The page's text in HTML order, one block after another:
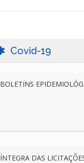
Covid-19
BOLETINS
ÍNTEGRA DAS